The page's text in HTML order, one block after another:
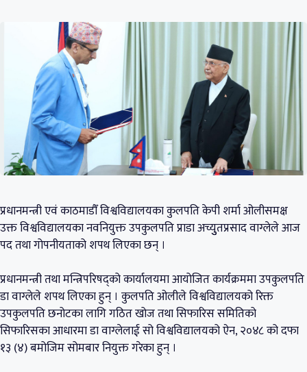
प्रधानमन्त्री एवं काठमाडौँ विश्वविद्यालयका कुलपति केपी शर्मा ओलीसमक्ष
उक्त विश्वविद्यालयका नवनियुक्त उपकुलपति प्राडा अच्युुतप्रसाद वाग्लेले आज
पद तथा गोपनीयताको शपथ लिएका छन् ।
प्रधानमन्त्री तथा मन्त्रिपरिषद्को कार्यालयमा आयोजित कार्यक्रममा उपकुलपति
डा वाग्लेले शपथ लिएका हुन् । कुलपति ओलीले विश्वविद्यालयको रिक्त
उपकुलपति छनोटका लागि गठित खोज तथा सिफारिस समितिको
सिफारिसका आधारमा डा वाग्लेलाई सो विश्वविद्यालयको ऐन, २०४८ को दफा
१३ (४) बमोजिम सोमबार नियुक्त गरेका हुन् ।